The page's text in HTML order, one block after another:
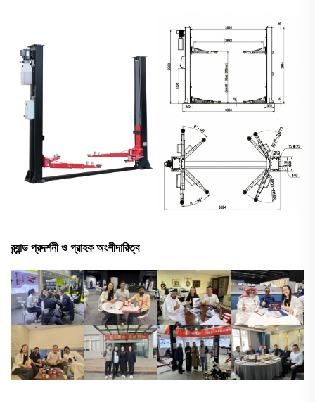
ব্র্যান্ড প্রদর্শনী ও গ্রাহক অংশীদারিত্ব